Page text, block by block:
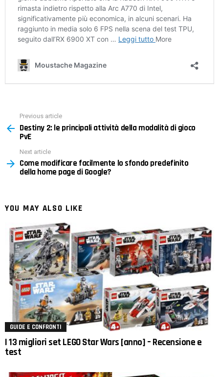
more
Previous article
Destiny 2: le principali attività della modalità di gioco
PvE
Next article
Come modificare facilmente lo sfondo predefinito
della home page di Google?
YOU MAY ALSO LIKE
GUIDE E CONFRONTI
I 13 migliori set LEGO Star Wars [anno] – Recensione e
test